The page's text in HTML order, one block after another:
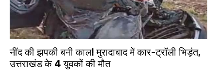
नींद की झपकी बनी काल! मुरादाबाद में कार-ट्रॉली भिड़ंत,
उत्तराखंड के 4 युवकों की मौत